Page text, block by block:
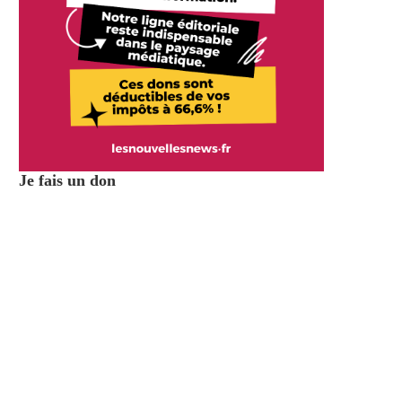
Je fais un don